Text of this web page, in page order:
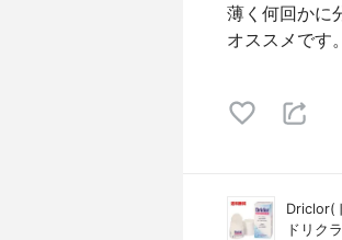
薄く何回かに
オススメです。
Driclor(
ドリク